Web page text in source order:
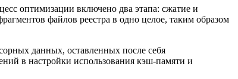
оптимизации включено два этапа: сжатие и
файлов реестра в одно целое, таким образом
данных, оставленных после себя
в настройки использования кэш-памяти и